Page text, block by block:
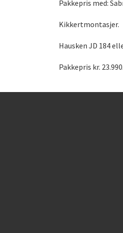
Pakkepris med:
Kikkertmontasjer.
Hausken JD 184
Pakkepris kr.